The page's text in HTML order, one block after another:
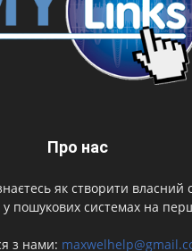
Про нас
як створити власний
пошукових системах на
з нами: